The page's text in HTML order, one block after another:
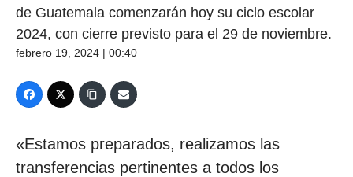
de Guatemala comenzarán hoy su ciclo escolar
2024, con cierre previsto para el 29 de noviembre.
febrero 19, 2024 | 00:40
«Estamos preparados, realizamos las
transferencias pertinentes a todos los